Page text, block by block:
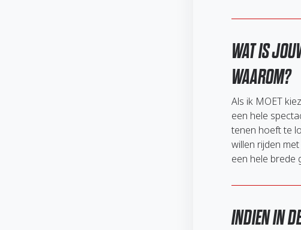
WAT IS
WAAROM?
Als ik MOET
een hele
tenen hoeft te
willen rijden
een hele brede
INDIEN IN